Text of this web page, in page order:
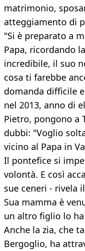
matrimonio,
atteggiamento di
"Si è preparato a
Papa, ricordando
incredibile, il suo
cosa ti farebbe
domanda difficile
nel 2013, anno di
Pietro, pongono a
dubbi: "Voglio
vicino al Papa in
Il pontefice si
volontà. E così
sue ceneri - rivela
Sua mamma è
un altro figlio lo
Anche la zia, che
Bergoglio, ha